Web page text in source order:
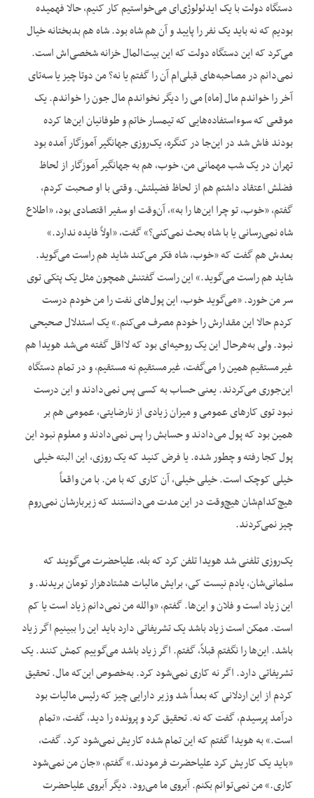
دستگاه دولت با یک ایدئولوژی‌ای می‌خواستیم کار کنیم، حالا فهمیده
بودیم که نه باید یک نفر را پایید و آن هم شاه بود. شاه هم بدبختانه خیال
می‌کرد که این دستگاه دولت که این بیت‌المال خزانه شخصی‌اش است.
نمی‌دانم در مصاحبه‌های قبلی‌ام آن را گفتم یا نه؟ من دوتا چیز یا سه‌تای
آخر را خواندم مال [ماه] می را دیگر نخواندم مال جون را خواندم. یک
موقعی که سوءاستفاده‌هایی که تیمسار خاتم و طوفانیان این‌ها کرده
بودند فاش شد در این‌جا در کنگره، یک‌روزی جهانگیر آموزگار آمده بود
تهران در یک شب مهمانی من، خوب، هم به جهانگیر آموزگار از لحاظ
فضلش اعتقاد داشتم هم از لحاظ فضیلتش. وقتی با او صحبت کردم،
گفتم، «خوب، تو چرا این‌ها را به»، آن‌وقت او سفیر اقتصادی بود، «اطلاع
شاه نمی‌رسانی یا با شاه بحث نمی‌کنی؟» گفت، «اولاً فایده ندارد.»
بعدش هم گفت که «خوب، شاه فکر می‌کند شاید هم راست می‌گوید.
شاید هم راست می‌گوید.» این راست گفتنش همچون مثل یک پتکی توی
سر من خورد. «می‌گوید خوب، این پول‌های نفت را من خودم درست
کردم حالا این مقدارش را خودم مصرف می‌کنم.» یک استدلال صحیحی
نبود. ولی به‌هرحال این یک روحیه‌ای بود که لااقل گفته می‌شد هویدا هم
غیرمستقیم همین را می‌گفت، غیرمستقیم نه مستقیم، و در تمام دستگاه
این‌جوری می‌کردند. یعنی حساب به کسی پس نمی‌دادند و این درست
نبود توی کارهای عمومی و میزان زیادی از نارضایتی، عمومی هم بر
همین بود که پول می‌دادند و حسابش را پس نمی‌دادند و معلوم نبود این
پول کجا رفته و چطور شده. یا فرض کنید که یک روزی، این البته خیلی
خیلی کوچک است. خیلی خیلی، آن کاری که با من. با من واقعاً
هیچ‌کدام‌شان هیچ‌وقت در این مدت می‌دانستند که زیربارشان نمی‌روم
چیز نمی‌کردند.
یک‌روزی تلفنی شد هویدا تلفن کرد که بله، علیاحضرت می‌گویند که
سلمانی‌شان، یادم نیست کی، برایش مالیات هشتادهزار تومان بریدند. و
این زیاد است و فلان و این‌ها. گفتم، «والله من نمی‌دانم زیاد است یا کم
است. ممکن است زیاد باشد یک تشریفاتی دارد باید این را ببینیم اگر زیاد
باشد. این‌ها را نگفتم قبلاً، گفتم. اگر زیاد باشد می‌گوییم کمش کنند. یک
تشریفاتی دارد. اگر نه کاری نمی‌شود کرد. به‌خصوص این‌که مال. تحقیق
کردم از این اردلانی که بعداً شد وزیر دارایی چیز که رئیس مالیات بود
درآمد پرسیدم، گفت که نه. تحقیق کرد و پرونده را دید، گفت، «تمام
است.» به هویدا گفتم که این تمام شده کاریش نمی‌شود کرد. گفت،
«باید یک کاریش کرد علیاحضرت فرمودند.» گفتم، «جان من نمی‌شود
کاری.» من نمی‌توانم بکنم. آبروی ما می‌رود. دیگر آبروی علیاحضرت